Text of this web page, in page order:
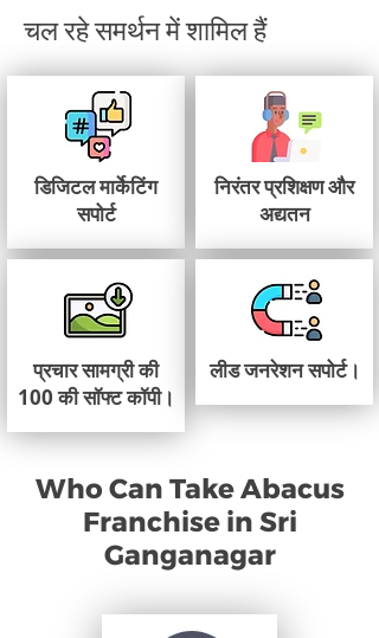
चल रहे समर्थन में शामिल हैं
डिजिटल मार्केटिंग
सपोर्ट
प्रचार सामग्री की
100 की सॉफ्ट कॉपी।
निरंतर प्रशिक्षण और
अद्यतन
लीड जनरेशन सपोर्ट।
Who Can Take Abacus
Franchise in Sri
Ganganagar